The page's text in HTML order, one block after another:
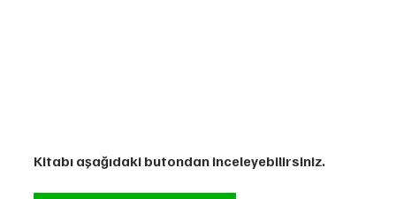
Kitabı aşağıdaki butondan inceleyebilirsiniz.